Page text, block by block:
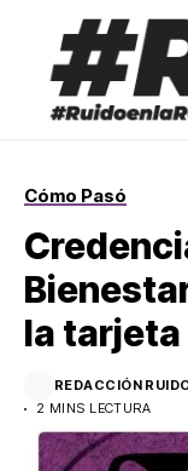
Cómo Pasó
la tarjeta
REDACCIÓN
2 MINS LECTURA